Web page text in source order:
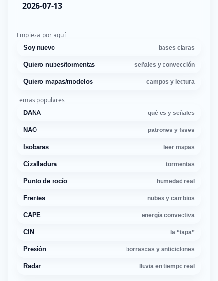
2026-07-13
Empieza por aquí
Soy nuevo bases claras
Quiero nubes/tormentas señales y convección
Quiero mapas/modelos campos y lectura
Temas populares
DANA qué es y señales
NAO patrones y fases
Isobaras leer mapas
Cizalladura tormentas
Punto de rocío humedad real
Frentes nubes y cambios
CAPE energía convectiva
CIN la “tapa”
Presión borrascas y anticiclones
Radar lluvia en tiempo real